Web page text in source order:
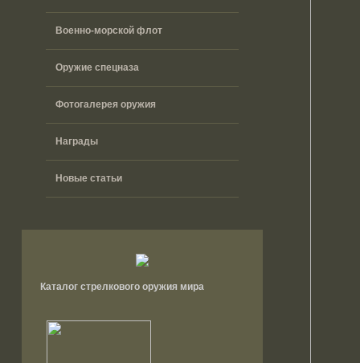
Военно-морской флот
Оружие спецназа
Фотогалерея оружия
Награды
Новые статьи
Каталог стрелкового оружия мира